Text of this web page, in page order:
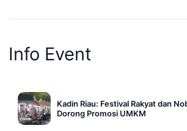
Info Event
Kadin Riau: Festival Rakyat dan
Dorong Promosi UMKM